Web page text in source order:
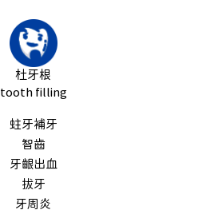
杜牙根
tooth filling
蛀牙補牙
智齒
牙齦出血
拔牙
牙周炎